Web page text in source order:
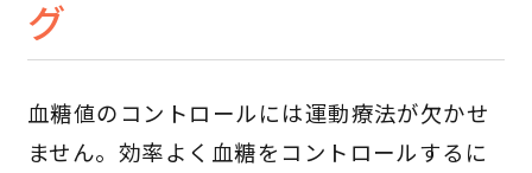
グ
血糖値のコントロールには運動療法が欠かせ
ません。効率よく血糖をコントロールするに